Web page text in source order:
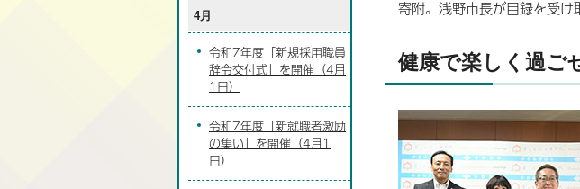
寄附。浅野市長が目録を受け
健康で楽しく過ご
4月
令和7年度「新規採用職員
辞令交付式」を開催（4月
1日）
令和7年度「新就職者激励
の集い」を開催（4月1
日）